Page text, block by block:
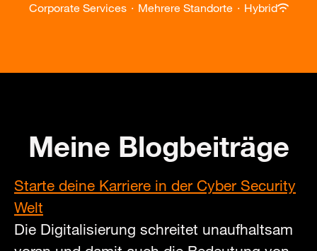
Corporate Services · Mehrere Standorte · Hybrid
Meine Blogbeiträge
Starte deine Karriere in der Cyber Security
Welt
Die Digitalisierung schreitet unaufhaltsam